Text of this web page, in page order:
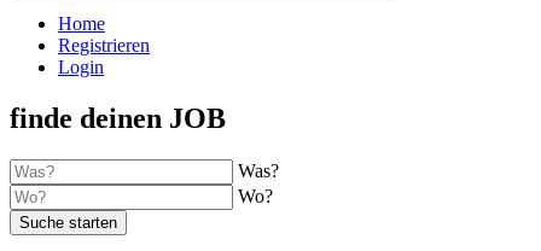
Home
Registrieren
Login
finde deinen JOB
Was?
Wo?
Suche starten